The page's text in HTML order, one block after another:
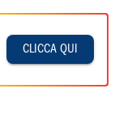
CLICCA QUI